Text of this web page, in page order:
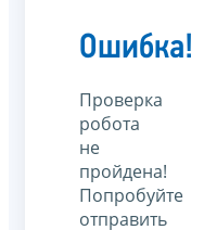
Ошибка!
Проверка
робота
не
пройдена!
Попробуйте
отправить